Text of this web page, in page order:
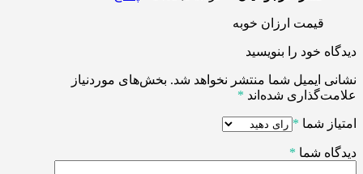
قیمت ارزان خوبه
دیدگاه خود را بنویسید
نشانی ایمیل شما منتشر نخواهد شد. بخش‌های موردنیاز
علامت‌گذاری شده‌اند *
امتیاز شما *
دیدگاه شما *